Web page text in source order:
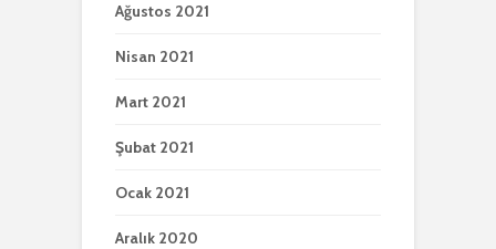
Ağustos 2021
Nisan 2021
Mart 2021
Şubat 2021
Ocak 2021
Aralık 2020